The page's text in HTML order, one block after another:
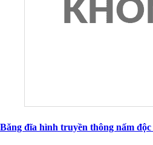
Băng đĩa hình truyền thông nấm